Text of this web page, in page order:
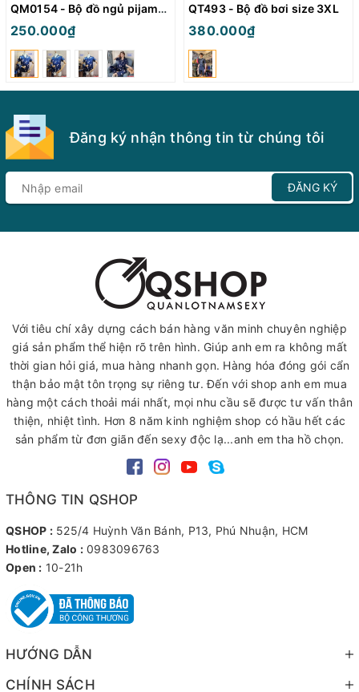
QM0154 - Bộ đồ ngủ pijama nữ
250.000₫
QT493 - Bộ đồ bơi size 3XL
380.000₫
Đăng ký nhận thông tin từ chúng tôi
ĐĂNG KÝ
Với tiêu chí xây dựng cách bán hàng văn minh chuyên nghiệp
giá sản phẩm thể hiện rõ trên hình. Giúp anh em ra không mất
thời gian hỏi giá, mua hàng nhanh gọn. Hàng hóa đóng gói cẩn
thận bảo mật tôn trọng sự riêng tư. Đến với shop anh em mua
hàng một cách thoải mái nhất, mọi nhu cầu sẽ được tư vấn thân
thiện, nhiệt tình. Hơn 8 năm kinh nghiệm shop có hầu hết các
sản phẩm từ đơn giãn đến sexy độc lạ...anh em tha hồ chọn.
THÔNG TIN QSHOP
QSHOP : 525/4 Huỳnh Văn Bánh, P13, Phú Nhuận, HCM
Hotline, Zalo : 0983096763
Open : 10-21h
HƯỚNG DẪN
CHÍNH SÁCH